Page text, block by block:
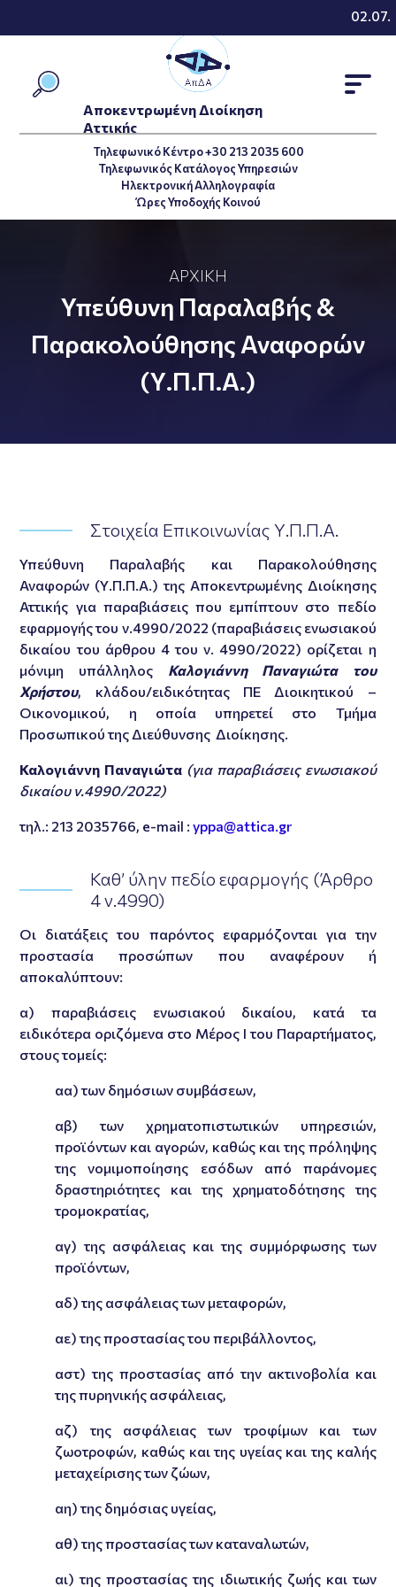
Τηλεφωνικό Κέντρο +30 213 2035 600
Τηλεφωνικός Κατάλογος Υπηρεσιών
Ηλεκτρονική Αλληλογραφία
Ώρες Υποδοχής Κοινού
Αποκεντρωμένη Διοίκηση
Αττικής
ΑΡΧΙΚΉ
Υπεύθυνη Παραλαβής &
Παρακολούθησης Αναφορών
(Υ.Π.Π.Α.)
Στοιχεία Επικοινωνίας Υ.Π.Π.Α.
Υπεύθυνη Παραλαβής και Παρακολούθησης
Αναφορών (Υ.Π.Π.Α.) της Αποκεντρωμένης Διοίκησης
Αττικής για παραβιάσεις που εμπίπτουν στο πεδίο
εφαρμογής του ν.4990/2022 (παραβιάσεις ενωσιακού
δικαίου του άρθρου 4 του ν. 4990/2022) ορίζεται η
μόνιμη υπάλληλος Καλογιάννη Παναγιώτα του
Χρήστου, κλάδου/ειδικότητας ΠΕ Διοικητικού –
Οικονομικού, η οποία υπηρετεί στο Τμήμα
Προσωπικού της Διεύθυνσης Διοίκησης.
Καλογιάννη Παναγιώτα (για παραβιάσεις ενωσιακού
δικαίου ν.4990/2022)
τηλ.: 213 2035766, e-mail :yppa@attica.gr
Καθ’ ύλην πεδίο εφαρμογής (Άρθρο
4 ν.4990)
Οι διατάξεις του παρόντος εφαρμόζονται για την
προστασία προσώπων που αναφέρουν ή
αποκαλύπτουν:
α) παραβιάσεις ενωσιακού δικαίου, κατά τα
ειδικότερα οριζόμενα στο Μέρος Ι του Παραρτήματος,
στους τομείς:
αα) των δημόσιων συμβάσεων,
αβ) των χρηματοπιστωτικών υπηρεσιών,
προϊόντων και αγορών, καθώς και της πρόληψης
της νομιμοποίησης εσόδων από παράνομες
δραστηριότητες και της χρηματοδότησης της
τρομοκρατίας,
αγ) της ασφάλειας και της συμμόρφωσης των
προϊόντων,
αδ) της ασφάλειας των μεταφορών,
αε) της προστασίας του περιβάλλοντος,
αστ) της προστασίας από την ακτινοβολία και
της πυρηνικής ασφάλειας,
αζ) της ασφάλειας των τροφίμων και των
ζωοτροφών, καθώς και της υγείας και της καλής
μεταχείρισης των ζώων,
αη) της δημόσιας υγείας,
αθ) της προστασίας των καταναλωτών,
αι) της προστασίας της ιδιωτικής ζωής και των